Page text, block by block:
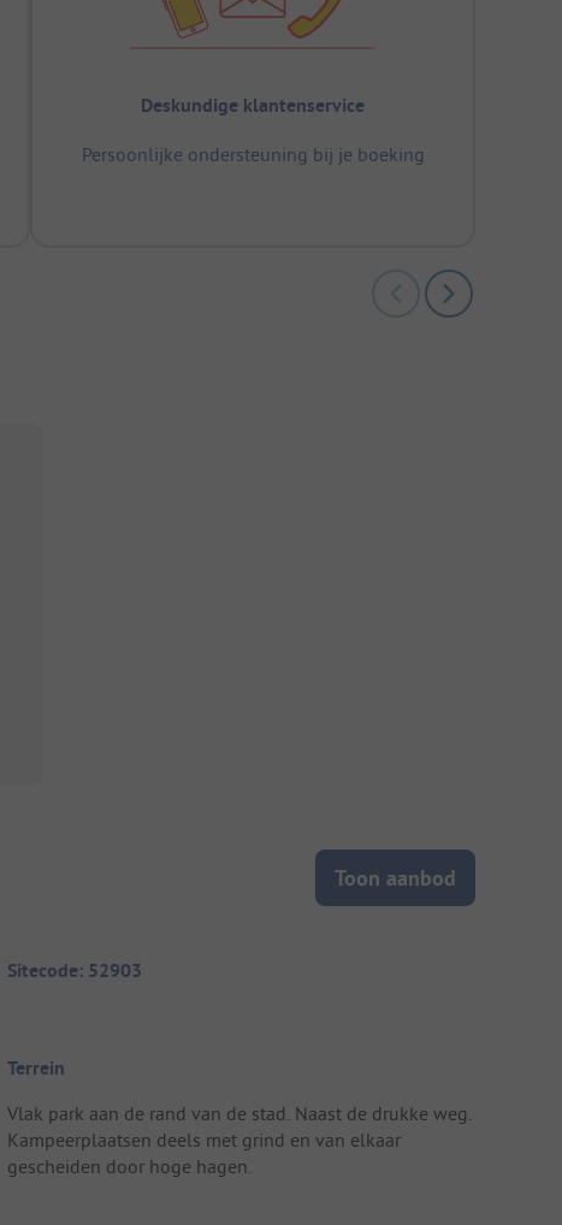
Deskundige klantenservice
Persoonlijke ondersteuning bij je boeking
Toon aanbod
Sitecode: 52903
Terrein
Vlak park aan de rand van de stad. Naast de drukke weg.
Kampeerplaatsen deels met grind en van elkaar
gescheiden door hoge hagen.